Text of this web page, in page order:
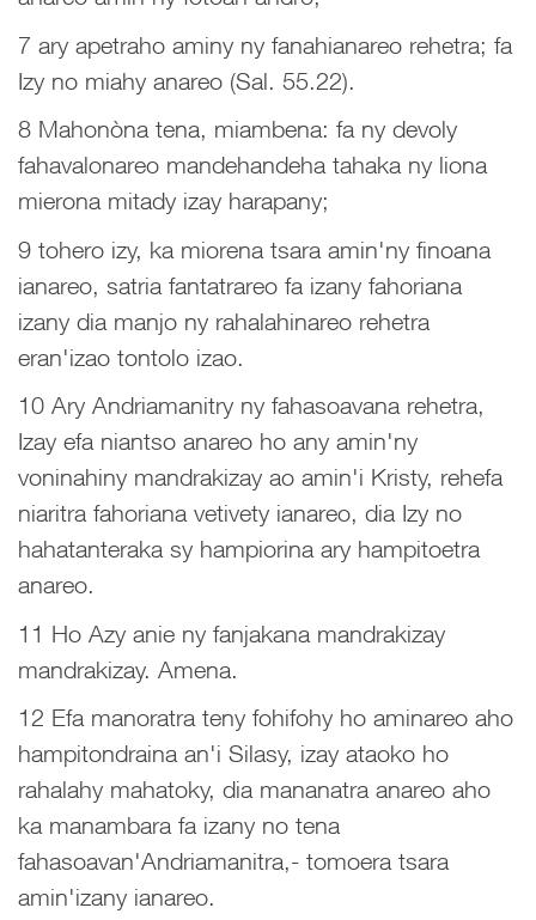
7 ary apetraho aminy ny fanahianareo rehetra; fa
Izy no miahy anareo (Sal. 55.22).
8 Mahonòna tena, miambena: fa ny devoly
fahavalonareo mandehandeha tahaka ny liona
mierona mitady izay harapany;
9 tohero izy, ka miorena tsara amin'ny finoana
ianareo, satria fantatrareo fa izany fahoriana
izany dia manjo ny rahalahinareo rehetra
eran'izao tontolo izao.
10 Ary Andriamanitry ny fahasoavana rehetra,
Izay efa niantso anareo ho any amin'ny
voninahiny mandrakizay ao amin'i Kristy, rehefa
niaritra fahoriana vetivety ianareo, dia Izy no
hahatanteraka sy hampiorina ary hampitoetra
anareo.
11 Ho Azy anie ny fanjakana mandrakizay
mandrakizay. Amena.
12 Efa manoratra teny fohifohy ho aminareo aho
hampitondraina an'i Silasy, izay ataoko ho
rahalahy mahatoky, dia mananatra anareo aho
ka manambara fa izany no tena
fahasoavan'Andriamanitra,- tomoera tsara
amin'izany ianareo.